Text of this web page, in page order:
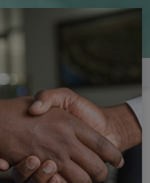
est temps de
66 est
de vous aider
T-CON 31T12-C04 T315HW05